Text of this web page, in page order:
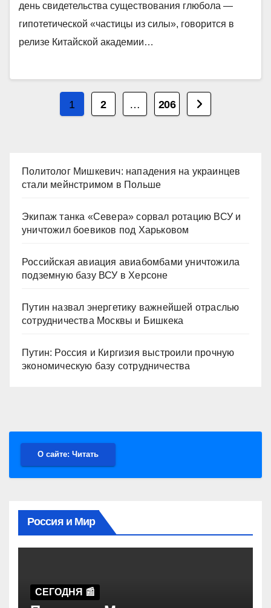
день свидетельства существования глюбола —
гипотетической «частицы из силы», говорится в
релизе Китайской академии…
Пагинация
1 2 … 206
Политолог Мишкевич: нападения на украинцев
стали мейнстримом в Польше
Экипаж танка «Севера» сорвал ротацию ВСУ и
уничтожил боевиков под Харьковом
Российская авиация авиабомбами уничтожила
подземную базу ВСУ в Херсоне
Путин назвал энергетику важнейшей отраслью
сотрудничества Москвы и Бишкека
Путин: Россия и Киргизия выстроили прочную
экономическую базу сотрудничества
О сайте: Читать
Россия и Мир
СЕГОДНЯ 📰